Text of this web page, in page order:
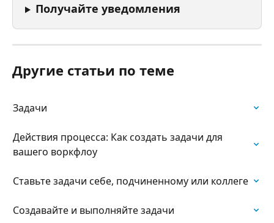
Получайте уведомления
Другие статьи по теме
Задачи
Действия процесса: Как создать задачи для
вашего воркфлоу
Ставьте задачи себе, подчиненному или коллеге
Создавайте и выполняйте задачи